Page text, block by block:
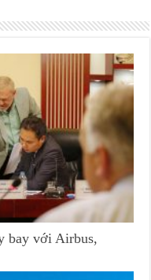
bay với Airbus,